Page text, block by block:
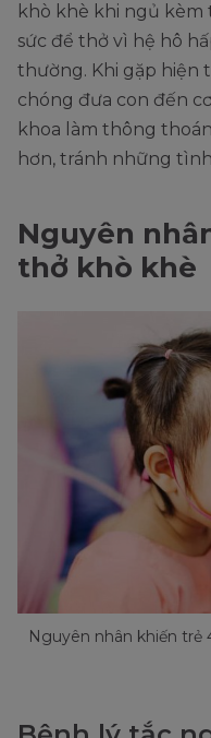
khò khè khi ngủ kèm
sức để thở vì hệ hô
thường. Khi gặp hiện
chóng đưa con đến
khoa làm thông
hơn, tránh những
Nguyên
thở khò khè
Nguyên nhân khiến trẻ